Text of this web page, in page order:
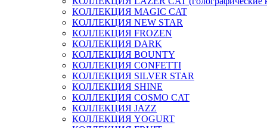
КОЛЛЕКЦИЯ MAGIC CAT
КОЛЛЕКЦИЯ NEW STAR
КОЛЛЕКЦИЯ FROZEN
КОЛЛЕКЦИЯ DARK
КОЛЛЕКЦИЯ BOUNTY
КОЛЛЕКЦИЯ CONFETTI
КОЛЛЕКЦИЯ SILVER STAR
КОЛЛЕКЦИЯ SHINE
КОЛЛЕКЦИЯ COSMO CAT
КОЛЛЕКЦИЯ JAZZ
КОЛЛЕКЦИЯ YOGURT